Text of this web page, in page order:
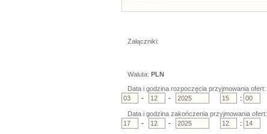
Załączniki:
Waluta: PLN
Data i godzina rozpoczęcia przyjmowania ofert:
-
- :
Data i godzina zakończenia przyjmowania ofert:
-
- :